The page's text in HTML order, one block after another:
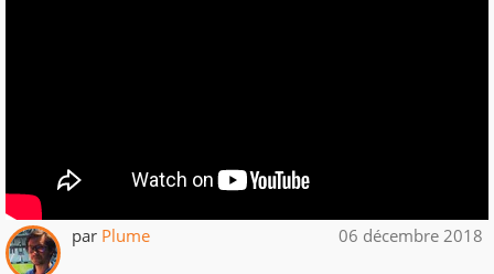
par Plume 06 décembre 2018